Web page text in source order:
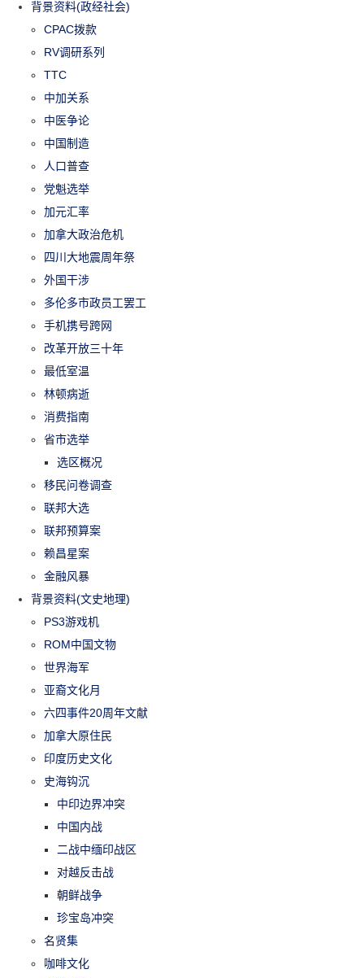
背景资料(政经社会)
CPAC拨款
RV调研系列
TTC
中加关系
中医争论
中国制造
人口普查
党魁选举
加元汇率
加拿大政治危机
四川大地震周年祭
外国干涉
多伦多市政员工罢工
手机携号跨网
改革开放三十年
最低室温
林顿病逝
消费指南
省市选举
选区概况
移民问卷调查
联邦大选
联邦预算案
赖昌星案
金融风暴
背景资料(文史地理)
PS3游戏机
ROM中国文物
世界海军
亚裔文化月
六四事件20周年文献
加拿大原住民
印度历史文化
史海钩沉
中印边界冲突
中国内战
二战中缅印战区
对越反击战
朝鲜战争
珍宝岛冲突
名贤集
咖啡文化